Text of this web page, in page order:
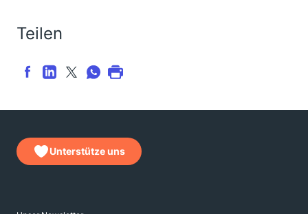
Teilen
Unterstütze uns